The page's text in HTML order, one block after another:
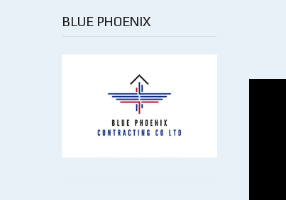
BLUE PHOENIX